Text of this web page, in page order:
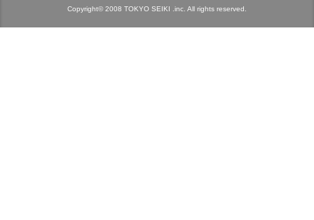
Copyright© 2008 TOKYO SEIKI .inc. All rights reserved.